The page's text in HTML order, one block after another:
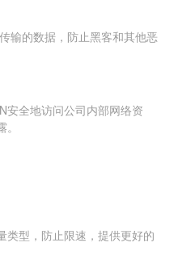
输的数据，防止黑客和其他恶
安全地访问公司内部网络资
类型，防止限速，提供更好的